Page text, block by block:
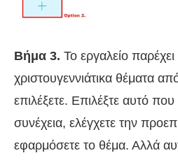
Βήμα 3. Το εργαλείο
χριστουγεννιάτικα θέματα
επιλέξετε. Επιλέξτε αυτό
συνέχεια, ελέγχετε την
εφαρμόσετε το θέμα. Αλλά